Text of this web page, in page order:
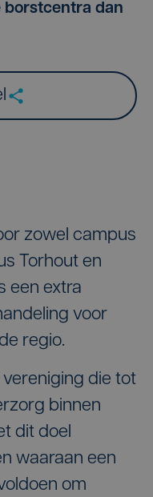
borstcentra dan
zowel campus
Torhout en
een extra
voor
regio.
die tot
binnen
dit doel
waaraan een
om